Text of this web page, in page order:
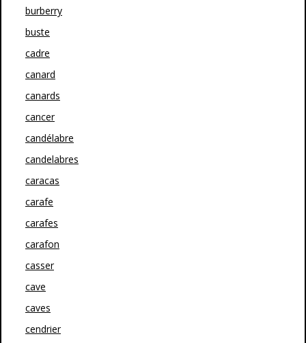
burberry
buste
cadre
canard
canards
cancer
candélabre
candelabres
caracas
carafe
carafes
carafon
casser
cave
caves
cendrier